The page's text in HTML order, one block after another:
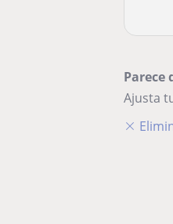
Parece
Ajusta